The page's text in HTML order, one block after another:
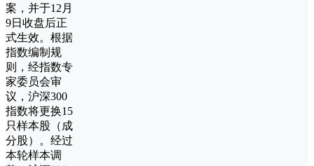
案，并于12月
9日收盘后正
式生效。根据
指数编制规
则，经指数专
家委员会审
议，沪深300
指数将更换15
只样本股（成
分股）。经过
本轮样本调